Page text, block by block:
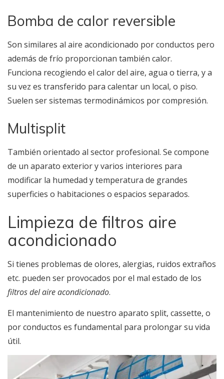
Bomba de calor reversible
Son similares al aire acondicionado por conductos pero
además de frío proporcionan también calor.
Funciona recogiendo el calor del aire, agua o tierra, y a
su vez es transferido para calentar un local, o piso.
Suelen ser sistemas termodinámicos por compresión.
Multisplit
También orientado al sector profesional. Se compone
de un aparato exterior y varios interiores para
modificar la humedad y temperatura de grandes
superficies o habitaciones o espacios separados.
Limpieza de filtros aire
acondicionado
Si tienes problemas de olores, alergias, ruidos extraños
etc. pueden ser provocados por el mal estado de los
filtros del aire acondicionado.
El mantenimiento de nuestro aparato split, cassette, o
por conductos es fundamental para prolongar su vida
útil.